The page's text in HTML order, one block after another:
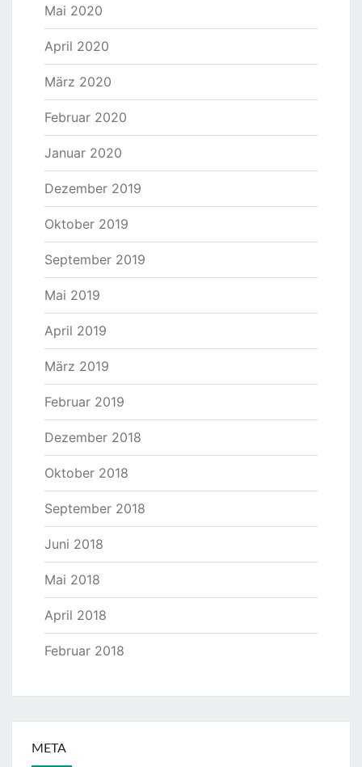
Mai 2020
April 2020
März 2020
Februar 2020
Januar 2020
Dezember 2019
Oktober 2019
September 2019
Mai 2019
April 2019
März 2019
Februar 2019
Dezember 2018
Oktober 2018
September 2018
Juni 2018
Mai 2018
April 2018
Februar 2018
META